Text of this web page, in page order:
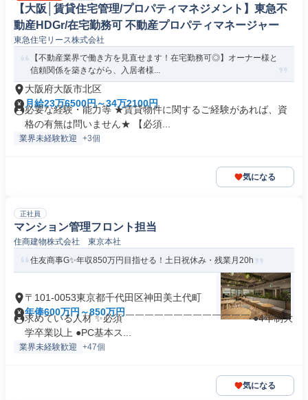
【大阪│賃貸住宅管理/プロパティマネジメント】東急不
動産HDGr/在宅勤務可 不動産プロパティマネージャー
東急住宅リース株式会社
【不動産業界で働き方を見直せます！在宅勤務可◎】オーナー様と
信頼関係を築きながら、入居者様...
大阪府大阪市北区
月給23万6500円～34万2100円
必要な経験・能力等 ★賃貸物件に関するご経験があれば、資
格の有無は問いません★ 【必須...
業界未経験歓迎 +3個
気になる
正社員
マンション管理フロント担当
住商建物株式会社 東京本社
住友商事G✨年収850万円目指せる！土日祝休み・残業月20h
〒101-0053東京都千代田区神田美土代町
年俸600万円～850万円
求めている人材 ✨必須 ￣￣￣￣￣￣￣￣￣￣￣￣￣ ●4年制大
学卒業以上 ●PC基本ス...
業界未経験歓迎 +47個
気になる